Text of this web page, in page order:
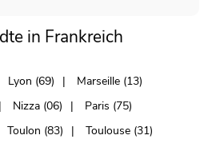
in Frankreich
Lyon (69)
Marseille (13)
Nizza (06)
Paris (75)
Toulon (83) Toulouse (31)